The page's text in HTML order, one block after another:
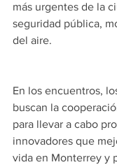
más urgentes de la
seguridad pública,
del aire.
En los encuentros,
buscan la
para llevar a cabo
innovadores que
vida en Monterrey y